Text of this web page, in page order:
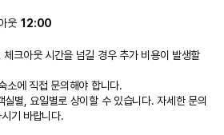
페에서는 스낵이 제공됩니다. 바/라운지, 비치
매일 무료로 제공됩니다.
로는 무료 유선 인터넷, 24시간 운영 비즈니스
있습니다. 푸꾸옥에서의 행사를 계획하시나요?
3 개 회의실 등으로 구성된 416 제곱미터 크기
웃 12:00
체크아웃 시간을 넘길 경우 추가 비용이 발생할
소에 직접 문의해야 합니다.
실별, 요일별로 상이할 수 있습니다. 자세한 문의
기 바랍니다.